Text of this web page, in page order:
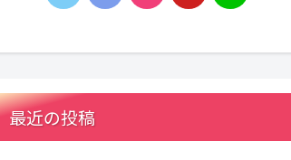
最近の投稿